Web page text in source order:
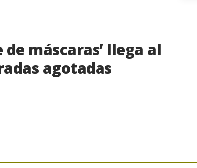
de máscaras’ llega al
agotadas